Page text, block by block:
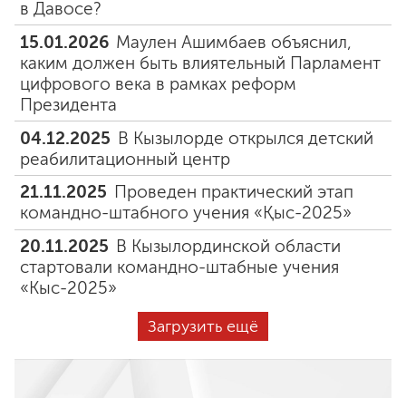
в Давосе?
15.01.2026 Маулен Ашимбаев объяснил,
каким должен быть влиятельный Парламент
цифрового века в рамках реформ
Президента
04.12.2025 В Кызылорде открылся детский
реабилитационный центр
21.11.2025 Проведен практический этап
командно-штабного учения «Қыс-2025»
20.11.2025 В Кызылординской области
стартовали командно-штабные учения
«Кыс-2025»
Загрузить ещё